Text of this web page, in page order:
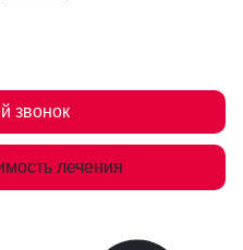
звонок
лечения